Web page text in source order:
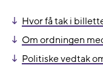
Hvor få tak i
Om ordningen
Politiske vedtak